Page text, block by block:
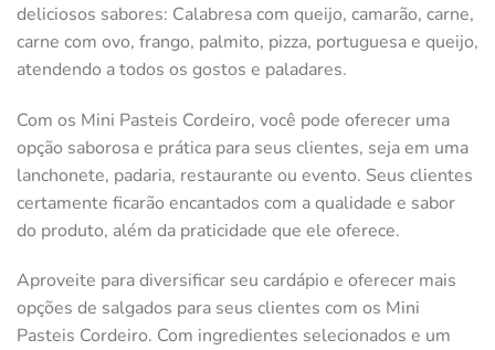
deliciosos sabores: Calabresa com queijo, camarão, carne,
carne com ovo, frango, palmito, pizza, portuguesa e queijo,
atendendo a todos os gostos e paladares.
Com os Mini Pasteis Cordeiro, você pode oferecer uma
opção saborosa e prática para seus clientes, seja em uma
lanchonete, padaria, restaurante ou evento. Seus clientes
certamente ficarão encantados com a qualidade e sabor
do produto, além da praticidade que ele oferece.
Aproveite para diversificar seu cardápio e oferecer mais
opções de salgados para seus clientes com os Mini
Pasteis Cordeiro. Com ingredientes selecionados e um